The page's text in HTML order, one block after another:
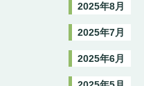
2025年8月
2025年7月
2025年6月